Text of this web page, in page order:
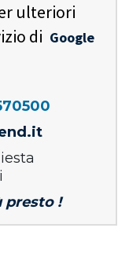
ulteriori
di Google
presto !